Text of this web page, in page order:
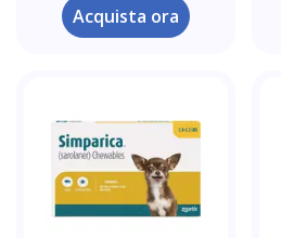
Acquista ora